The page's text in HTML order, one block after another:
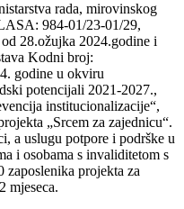
rada, mirovinskog
984-01/23-01/29,
28.ožujka 2024.godine i
Kodni broj:
godine u okviru
potencijali 2021-2027.,
institucionalizacije“,
„Srcem za zajednicu“.
a uslugu potpore i podrške u
i osobama s invaliditetom s
zaposlenika projekta za
mjeseca.